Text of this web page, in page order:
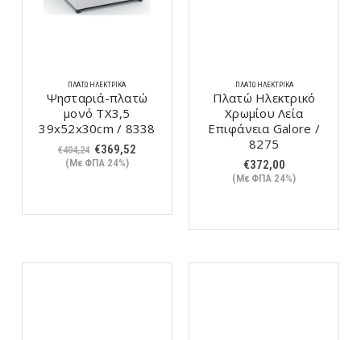
ΠΛΑΤΏ ΗΛΕΚΤΡΙΚΆ
Ψησταριά-πλατώ
μονό ΤX3,5
39x52x30cm / 8338
€404,24 Original
price
€369,52Η
(Με ΦΠΑ 24%)
ΠΛΑΤΏ ΗΛΕΚΤΡΙΚΆ
Πλατώ Ηλεκτρικό
Χρωμίου Λεία
Επιφάνεια Galore /
8275
€372,00
(Με ΦΠΑ 24%)